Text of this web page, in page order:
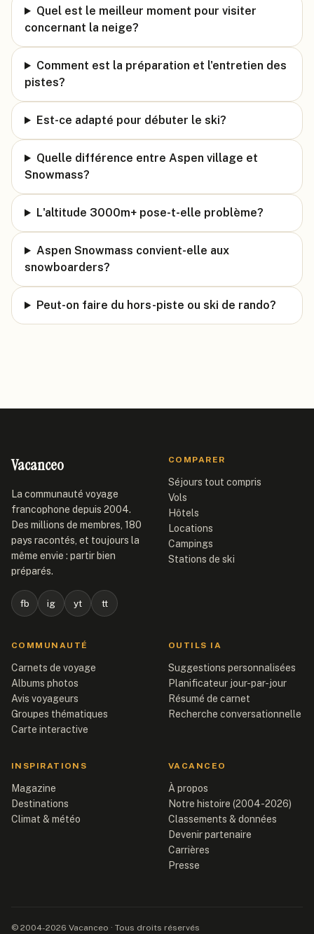
Quel est le meilleur moment pour visiter
concernant la neige?
Comment est la préparation et l'entretien des
pistes?
Est-ce adapté pour débuter le ski?
Quelle différence entre Aspen village et
Snowmass?
L'altitude 3000m+ pose-t-elle problème?
Aspen Snowmass convient-elle aux
snowboarders?
Peut-on faire du hors-piste ou ski de rando?
Vacanceo
La communauté voyage
francophone depuis 2004.
Des millions de membres, 180
pays racontés, et toujours la
même envie : partir bien
préparés.
fb ig yt tt
COMPARER
Séjours tout compris
Vols
Hôtels
Locations
Campings
Stations de ski
COMMUNAUTÉ
Carnets de voyage
Albums photos
Avis voyageurs
Groupes thématiques
Carte interactive
OUTILS IA
Suggestions personnalisées
Planificateur jour-par-jour
Résumé de carnet
Recherche conversationnelle
INSPIRATIONS
Magazine
Destinations
Climat & météo
VACANCEO
À propos
Notre histoire (2004-2026)
Classements & données
Devenir partenaire
Carrières
Presse
© 2004-2026 Vacanceo · Tous droits réservés